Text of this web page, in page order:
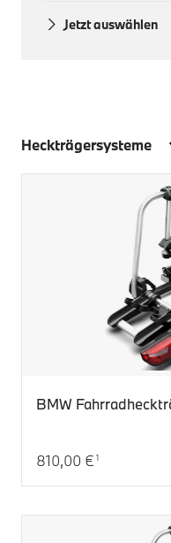
Jetzt auswählen
Heckträgersysteme
BMW
Aktueller Preis: 810,00 €
810,00 € 1